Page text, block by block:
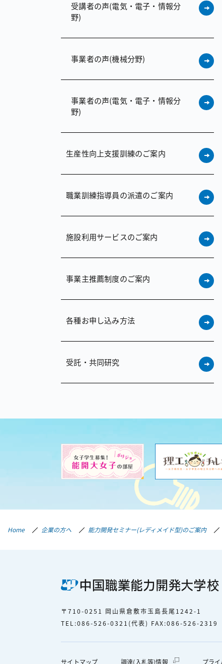
受講者の声（電気・電子・情報分
野）
事業者の声（機械分野）
事業者の声（電気・電子・情報分
野）
生産性向上支援訓練のご案内
職業訓練指導員の派遣のご案内
施設利用サービスのご案内
事業主推薦制度のご案内
各種お申し込み方法
受託・共同研究
Home 企業の方へ 能力開発セミナー（レディメイド型）のご案内
〒710-0251 岡山県倉敷市玉島長尾1242-1
TEL：086-526-0321 （代表） FAX：086-526-2319
サイトマップ 調達（入札等）情報 外部サイトへ
プラ